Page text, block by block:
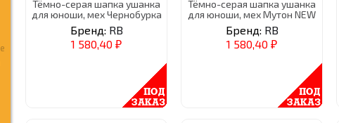
Тёмно-серая шапка ушанка
для юноши, мех Чернобурка
Бренд: RB
1 580,40 ₽
Тёмно-серая шапка ушанка
для юноши, мех Мутон NEW
Бренд: RB
1 580,40 ₽